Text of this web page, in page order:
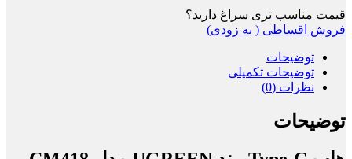
قیمت مناسب تری سراغ دارید؟
فروش اقساطی ( به زودی)
توضیحات
توضیحات تکمیلی
نظرات (0)
توضیحات